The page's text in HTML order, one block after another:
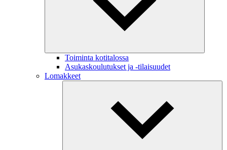
Toiminta kotitalossa
Asukaskoulutukset ja -tilaisuudet
Lomakkeet